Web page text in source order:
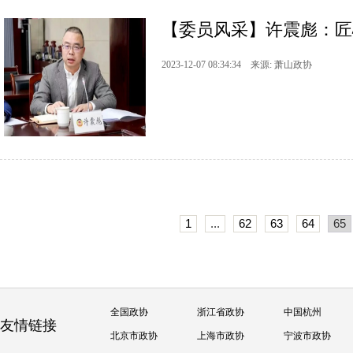
【委员风采】许震彪：
2023-12-07 08:34:34 来源: 萧山政协
1 ... 62 63 64 65
友情链接
全国政协 浙江省政协 中国杭州
北京市政协 上海市政协 宁波市政协